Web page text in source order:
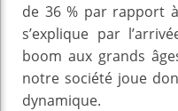
de 36 % par rapport
s’explique par
boom aux grands
notre société joue
dynamique.